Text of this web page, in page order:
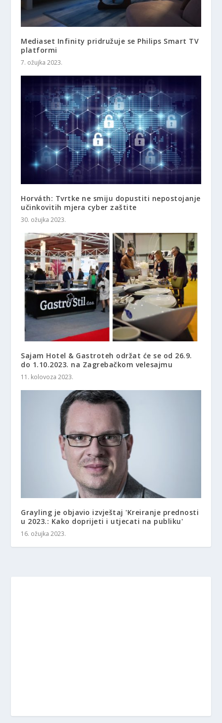
Mediaset Infinity pridružuje se Philips Smart TV
platformi
7. ožujka 2023.
Horváth: Tvrtke ne smiju dopustiti nepostojanje
učinkovitih mjera cyber zaštite
30. ožujka 2023.
Sajam Hotel & Gastroteh održat će se od 26.9.
do 1.10.2023. na Zagrebačkom velesajmu
11. kolovoza 2023.
Grayling je objavio izvještaj 'Kreiranje prednosti
u 2023.: Kako doprijeti i utjecati na publiku'
16. ožujka 2023.